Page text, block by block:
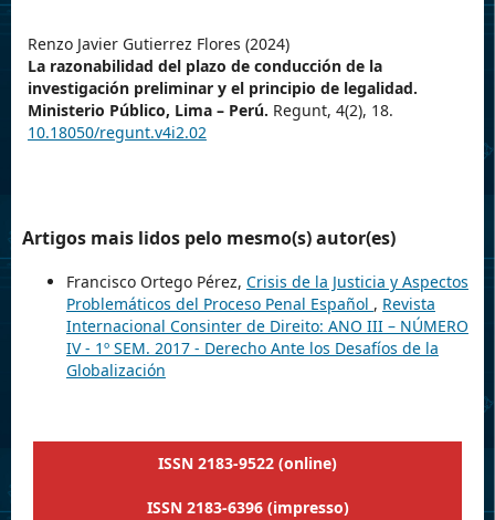
Renzo Javier Gutierrez Flores (2024)
La razonabilidad del plazo de conducción de la
investigación preliminar y el principio de legalidad.
Ministerio Público, Lima – Perú. Regunt, 4(2), 18.
10.18050/regunt.v4i2.02
Artigos mais lidos pelo mesmo(s) autor(es)
Francisco Ortego Pérez, Crisis de la Justicia y Aspectos
Problemáticos del Proceso Penal Español , Revista
Internacional Consinter de Direito: ANO III – NÚMERO
IV - 1º SEM. 2017 - Derecho Ante los Desafíos de la
Globalización
ISSN 2183-9522 (online)
ISSN 2183-6396 (impresso)